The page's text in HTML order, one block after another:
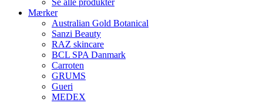
Se alle produkter
Mærker
Australian Gold Botanical
Sanzi Beauty
RAZ skincare
BCL SPA Danmark
Carroten
GRUMS
Gueri
MEDEX